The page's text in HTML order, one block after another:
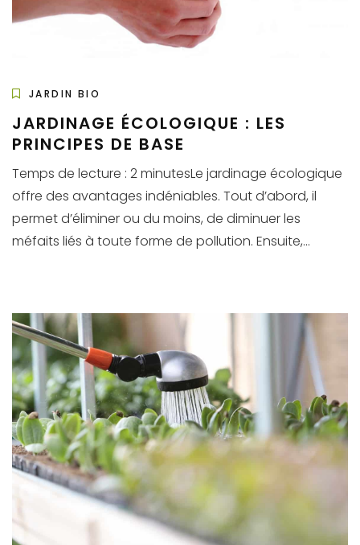
JARDIN BIO
JARDINAGE ÉCOLOGIQUE : LES
PRINCIPES DE BASE
Temps de lecture : 2 minutesLe jardinage écologique
offre des avantages indéniables. Tout d’abord, il
permet d’éliminer ou du moins, de diminuer les
méfaits liés à toute forme de pollution. Ensuite,...